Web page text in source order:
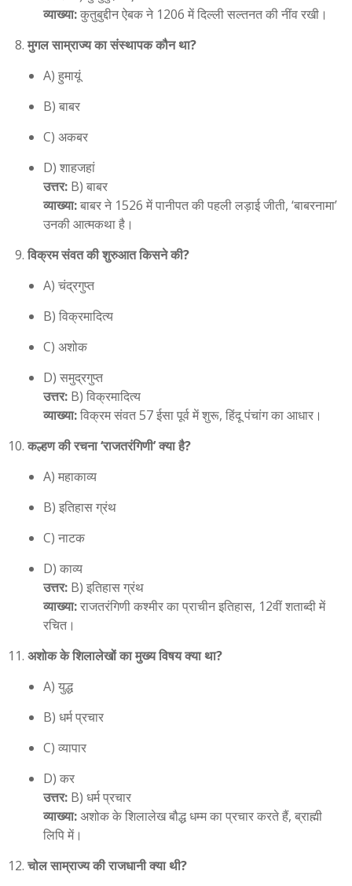
व्याख्या:कुतुबुद्दीन ऐबक ने 1206 में दिल्ली सल्तनत की नींव रखी।
मुगल साम्राज्य का संस्थापक कौन था?
A) हुमायूं
B) बाबर
C) अकबर
D) शाहजहां
उत्तर: B) बाबर
व्याख्या:बाबर ने 1526 में पानीपत की पहली लड़ाई जीती, ‘बाबरनामा’
उनकी आत्मकथा है।
विक्रम संवत की शुरुआत किसने की?
A) चंद्रगुप्त
B) विक्रमादित्य
C) अशोक
D) समुद्रगुप्त
उत्तर: B) विक्रमादित्य
व्याख्या:विक्रम संवत 57 ईसा पूर्व में शुरू, हिंदू पंचांग का आधार।
कल्हण की रचना ‘राजतरंगिणी’ क्या है?
A) महाकाव्य
B) इतिहास ग्रंथ
C) नाटक
D) काव्य
उत्तर: B) इतिहास ग्रंथ
व्याख्या:राजतरंगिणी कश्मीर का प्राचीन इतिहास, 12वीं शताब्दी में
रचित।
अशोक के शिलालेखों का मुख्य विषय क्या था?
A) युद्ध
B) धर्म प्रचार
C) व्यापार
D) कर
उत्तर: B) धर्म प्रचार
व्याख्या:अशोक के शिलालेख बौद्ध धम्म का प्रचार करते हैं, ब्राह्मी
लिपि में।
चोल साम्राज्य की राजधानी क्या थी?